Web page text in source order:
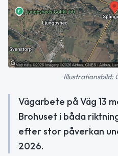
Illustrationsbild:
Vägarbete på Väg 13
Brohuset i båda
efter stor påverkan
2026.